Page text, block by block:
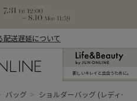
配送遅延について
新しいキレイと出合うために。
バッグ ショルダーバッグ (レディース)